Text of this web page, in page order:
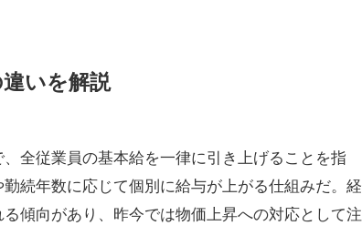
いを解説
全従業員の基本給を一律に引き上げることを指
続年数に応じて個別に給与が上がる仕組みだ。経
傾向があり、昨今では物価上昇への対応として注